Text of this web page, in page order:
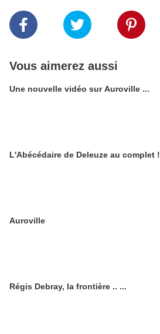
Vous aimerez aussi
Une nouvelle vidéo sur Auroville ...
L'Abécédaire de Deleuze au complet !
Auroville
Régis Debray, la frontière .. ...